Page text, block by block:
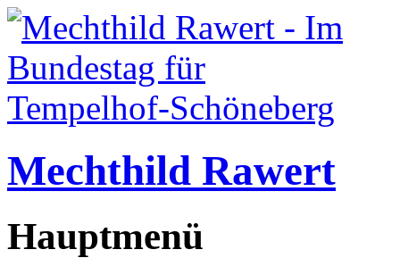
Mechthild Rawert
Hauptmenü